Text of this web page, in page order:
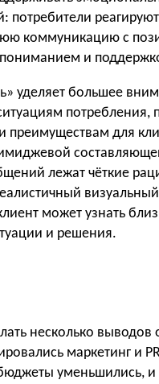
потребители реагируют
коммуникацию с
и
уделяет большее
потребления,
преимуществам для
лежат чёткие
может узнать
и решения.
несколько выводов
маркетинг и
уменьшились, и